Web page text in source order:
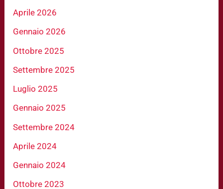
Aprile 2026
Gennaio 2026
Ottobre 2025
Settembre 2025
Luglio 2025
Gennaio 2025
Settembre 2024
Aprile 2024
Gennaio 2024
Ottobre 2023